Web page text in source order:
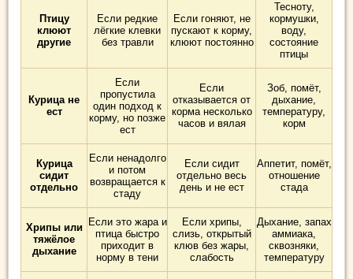
Птицу
клюют
другие
Если редкие
лёгкие клевки
без травли
Если гоняют, не
пускают к корму,
клюют постоянно
Тесноту,
кормушки,
воду,
состояние
птицы
Курица не
ест
Если
пропустила
один подход к
корму, но позже
ест
Если
отказывается от
корма несколько
часов и вялая
Зоб, помёт,
дыхание,
температуру,
корм
Курица
сидит
отдельно
Если ненадолго
и потом
возвращается к
стаду
Если сидит
отдельно весь
день и не ест
Аппетит, помёт,
отношение
стада
Хрипы или
тяжёлое
дыхание
Если это жара и
птица быстро
приходит в
норму в тени
Если хрипы,
слизь, открытый
клюв без жары,
слабость
Дыхание, запах
аммиака,
сквозняки,
температуру